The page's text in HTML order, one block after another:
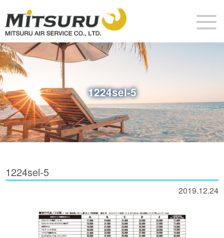
1224sel-5
1224sel-5
2019.12.24